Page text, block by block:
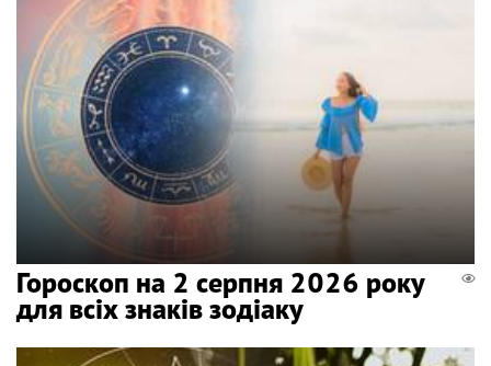
Гороскоп на 2 серпня 2026 року
для всіх знаків зодіаку